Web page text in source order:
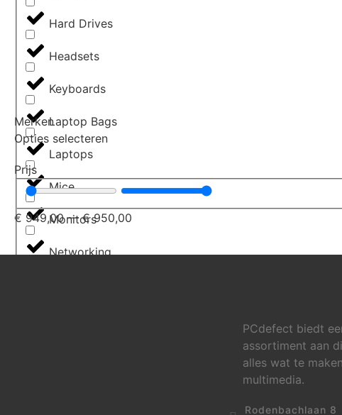
Hard Drives
Headsets
Keyboards
Laptop Bags
Laptops
Mice
Monitors
Networking
Merken
Opties selecteren
Prijs
€ 949,00—€950,00
PCdefect biedt
assortiment aan
alles wat te
multimedia.
Rodenbachlaan 8